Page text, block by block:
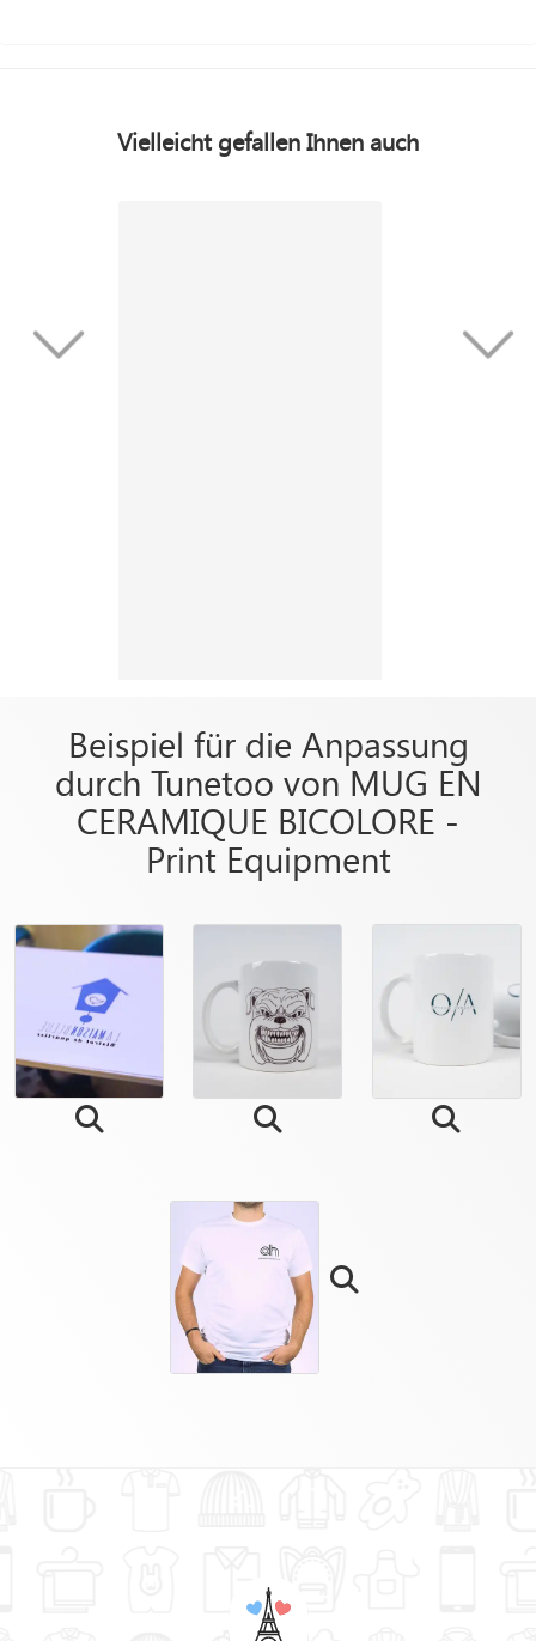
Vielleicht gefallen Ihnen auch
Beispiel für die Anpassung
durch Tunetoo von MUG EN
CERAMIQUE BICOLORE -
Print Equipment